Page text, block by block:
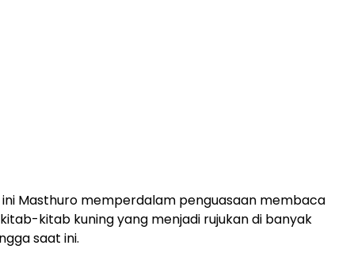
ini Masthuro memperdalam penguasaan membaca
kitab kuning yang menjadi rujukan di banyak
saat ini.